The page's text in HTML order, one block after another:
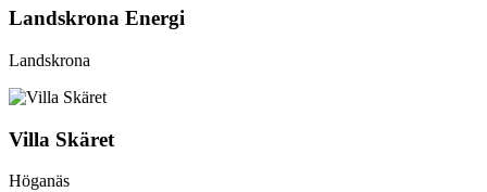
Landskrona Energi
Landskrona
Villa Skäret
Höganäs